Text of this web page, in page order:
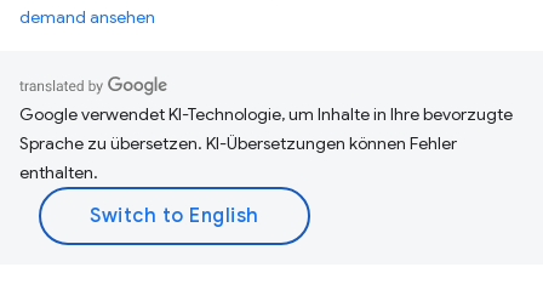
demand ansehen
Google verwendet KI-Technologie, um Inhalte in Ihre bevorzugte
Sprache zu übersetzen. KI-Übersetzungen können Fehler
enthalten.